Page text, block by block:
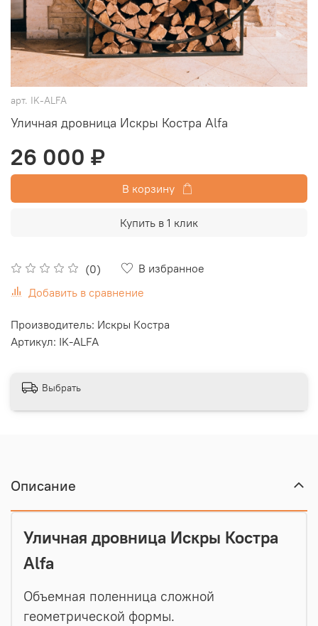
арт. IK-ALFA
Уличная дровница Искры Костра Alfa
(0)
В избранное
Добавить в сравнение
26 000 ₽
В корзину
Купить в 1 клик
Производитель: Искры Костра
Артикул: IK-ALFA
Выбрать
Описание
Уличная дровница Искры Костра
Alfa
Объемная поленница сложной
геометрической формы.